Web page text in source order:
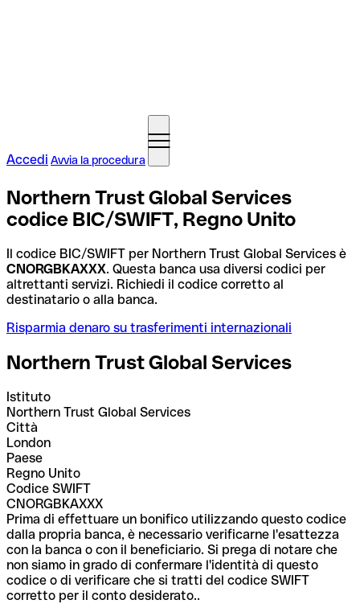
Accedi Avvia la procedura
Northern Trust Global Services
codice BIC/SWIFT, Regno Unito
Il codice BIC/SWIFT per Northern Trust Global Services è
CNORGBKAXXX. Questa banca usa diversi codici per
altrettanti servizi. Richiedi il codice corretto al
destinatario o alla banca.
Risparmia denaro su trasferimenti internazionali
Northern Trust Global Services
Istituto
Northern Trust Global Services
Città
London
Paese
Regno Unito
Codice SWIFT
CNORGBKAXXX
Prima di effettuare un bonifico utilizzando questo codice
dalla propria banca, è necessario verificarne l'esattezza
con la banca o con il beneficiario. Si prega di notare che
non siamo in grado di confermare l'identità di questo
codice o di verificare che si tratti del codice SWIFT
corretto per il conto desiderato..